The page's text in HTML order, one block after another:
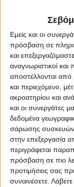
Εμείς και οι
πρόσβαση σε
και
αναγνωριστικοί
αποστέλλονται από
και περιεχόμενο,
ακροατηρίου και
και οι συνεργάτες
δεδομένα
σάρωσης συσκευών.
στην επεξεργασία
περιγράφεται
πρόσβαση σε πιο
προτιμήσεις σας
συναινέσετε.
7-10 ημέρες
Κατόπιν
ΤΙΜΗ
€
ΚΑΤΑΣΚΕΥΑΣΤΉΣ
Magnum
Peach
SPC
Vivid